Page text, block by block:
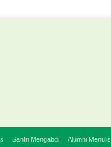
Santri Mengabdi Alumni Menulis